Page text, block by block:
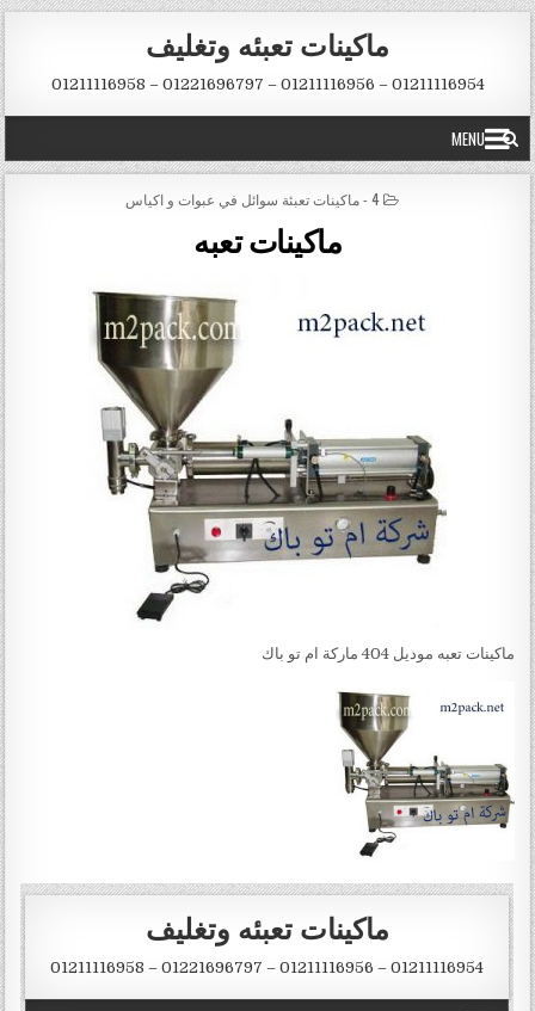
Skip to content
ماكينات تعبئه وتغليف
01211116954 – 01211116956 – 01221696797 – 01211116958
MENU
POSTED IN
4 - ماكينات تعبئة سوائل في عبوات و اكياس
ماكينات تعبه
ماكينات تعبه موديل 404 ماركة ام تو باك